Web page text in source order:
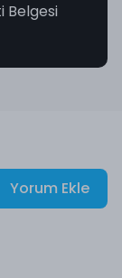
Belgesi
Yorum Ekle